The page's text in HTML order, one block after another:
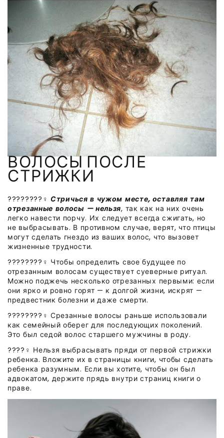
ВОЛОСЫ ПОСЛЕ
СТРИЖКИ
????????‍♀️ Стричься в чужом месте, оставляя там
отрезанные волосы — нельзя, так как на них очень
легко навести порчу. Их следует всегда сжигать, но
не выбрасывать. В противном случае, верят, что птицы
могут сделать гнездо из ваших волос, что вызовет
жизненные трудности.
????????‍♀️ Чтобы определить свое будущее по
отрезанным волосам существует суеверные ритуал.
Можно поджечь несколько отрезанных первыми: если
они ярко и ровно горят — к долгой жизни, искрят —
предвестник болезни и даже смерти.
????????‍♀️ Срезанные волосы раньше использовали
как семейный оберег для последующих поколений.
Это был седой волос старшего мужчины в роду.
????‍♀️ Нельзя выбрасывать пряди от первой стрижки
ребенка. Вложите их в страницы книги, чтобы сделать
ребенка разумным. Если вы хотите, чтобы он был
адвокатом, держите прядь внутри страниц книги о
праве.